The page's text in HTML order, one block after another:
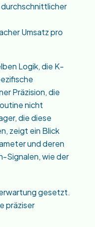
Umsatz pro
Logik, die K-
Präzision, die
nicht
die diese
zeigt ein Blick
und deren
Signalen, wie der
gesetzt.
präziser